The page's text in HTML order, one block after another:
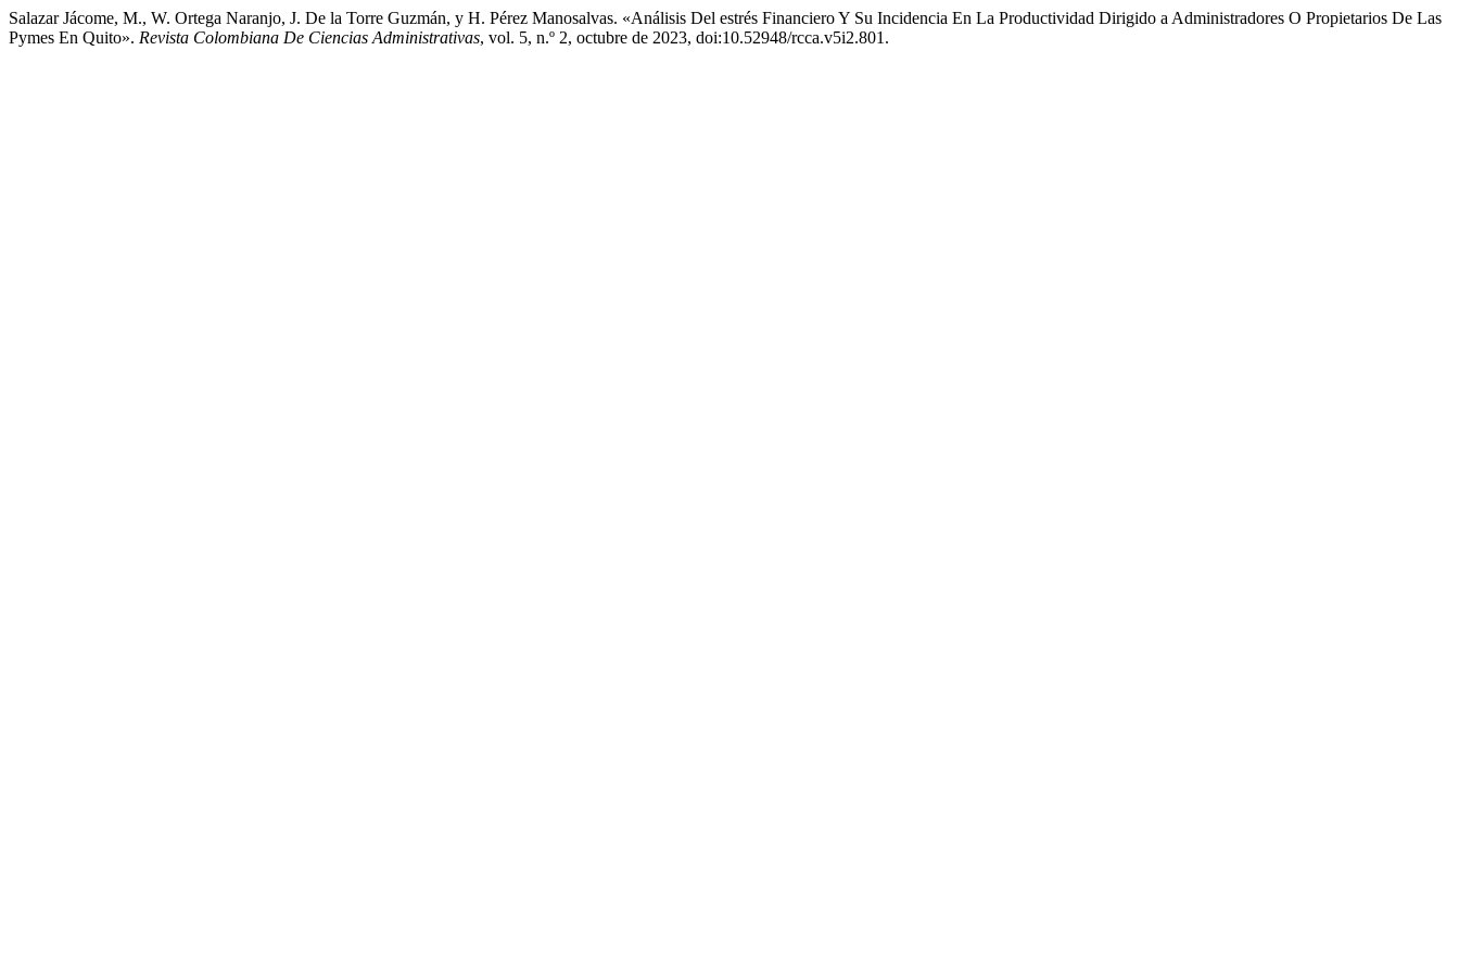
Salazar Jácome, M., W. Ortega Naranjo, J. De la Torre Guzmán, y H. Pérez Manosalvas. «Análisis Del estrés Financiero Y Su Incidencia En La Productividad Dirigido a Administradores O Propietarios De Las
Pymes En Quito». Revista Colombiana De Ciencias Administrativas, vol. 5, n.º 2, octubre de 2023, doi:10.52948/rcca.v5i2.801.